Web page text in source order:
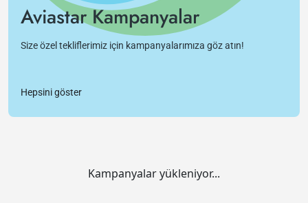
Aviastar Kampanyalar
Size özel tekliflerimiz için kampanyalarımıza göz atın!
Hepsini göster
Kampanyalar yükleniyor...